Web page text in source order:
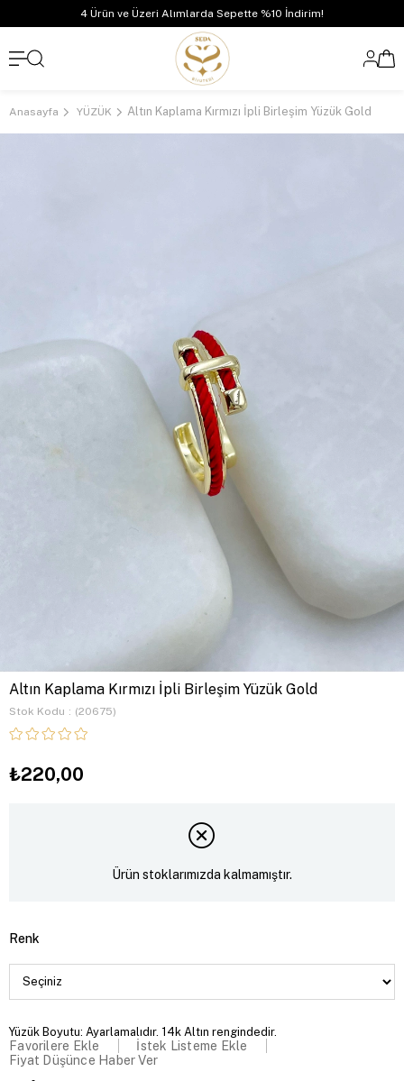
4 Ürün ve Üzeri Alımlarda Sepette %10 İndirim!
Anasayfa YÜZÜK Altın Kaplama Kırmızı İpli Birleşim Yüzük Gold
Altın Kaplama Kırmızı İpli Birleşim Yüzük Gold
Stok Kodu (20675)
₺220,00
Ürün stoklarımızda kalmamıştır.
Renk
Yüzük Boyutu: Ayarlamalıdır. 14k Altın rengindedir.
Favorilere Ekle
İstek Listeme Ekle
Fiyat Düşünce Haber Ver